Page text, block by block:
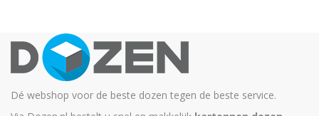
Dé webshop voor de beste dozen tegen de beste service.